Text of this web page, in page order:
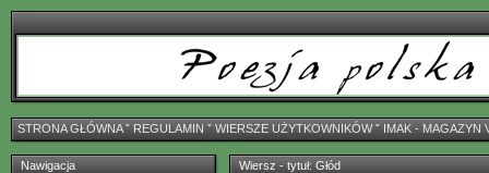
STRONA GŁÓWNAˇ REGULAMIN ˇ WIERSZE UŻYTKOWNIKÓWˇ IMAK - MAGAZYN
Nawigacja Wiersz - tytuł: Głód